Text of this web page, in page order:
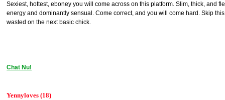
Sexiest, hottest, eboney you will come across on this platform. Slim, thick, and
energy and dominantly sensual. Come correct, and you will come hard. Skip
wasted on the next basic chick.
Chat Nu!
Yennyloves (18)